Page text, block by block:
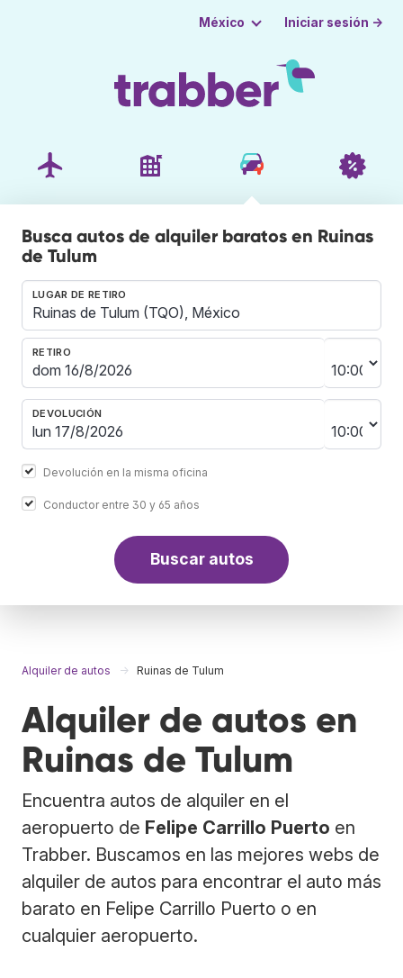
México Iniciar sesión →
Busca autos de alquiler baratos en Ruinas
de Tulum
LUGAR DE RETIRO
RETIRO
DEVOLUCIÓN
Devolución en la misma oficina
Conductor entre 30 y 65 años
Buscar autos
Alquiler de autos Ruinas de Tulum
Alquiler de autos en
Ruinas de Tulum
Encuentra autos de alquiler en el
aeropuerto de Felipe Carrillo Puerto en
Trabber. Buscamos en las mejores webs de
alquiler de autos para encontrar el auto más
barato en Felipe Carrillo Puerto o en
cualquier aeropuerto.